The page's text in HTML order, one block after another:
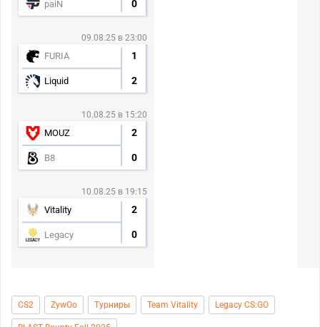
paiN 0
09.08.25 в 23:00
FURIA 1
Liquid 2
10.08.25 в 15:20
MOUZ 2
B8 0
10.08.25 в 19:15
Vitality 2
Legacy 0
CS2 ZywOo Турниры Team Vitality Legacy CS:GO